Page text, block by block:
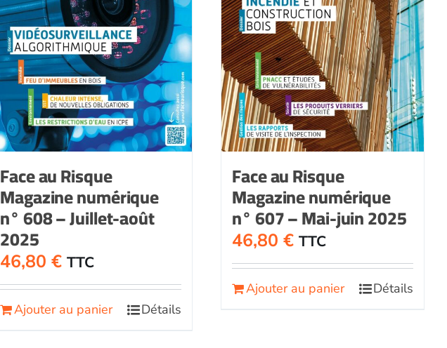
Face au Risque
Magazine numérique
n° 608 – Juillet-août
2025
46,80 € TTC
Ajouter au panier Détails
Face au Risque
Magazine numérique
n° 607 – Mai-juin 2025
46,80 € TTC
Ajouter au panier Détails